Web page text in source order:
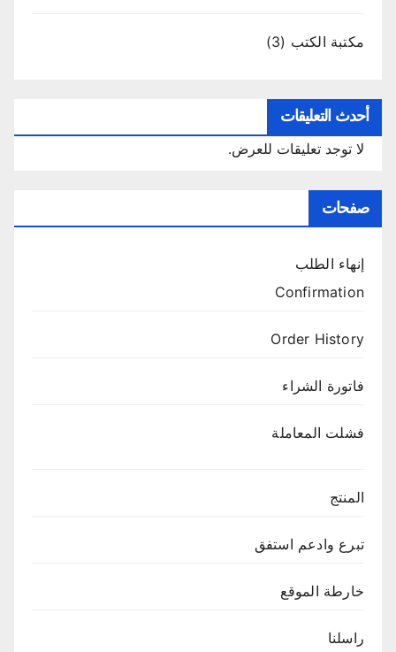
مكتبة الكتب (3)
أحدث التعليقات
لا توجد تعليقات للعرض.
صفحات
إنهاء الطلب
Confirmation
Order History
فاتورة الشراء
فشلت المعاملة
المنتج
تبرع وادعم استفق
خارطة الموقع
راسلنا